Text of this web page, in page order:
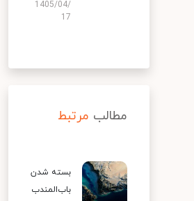
1405/04/
17
مطالب مرتبط
بسته شدن
باب‌المندب